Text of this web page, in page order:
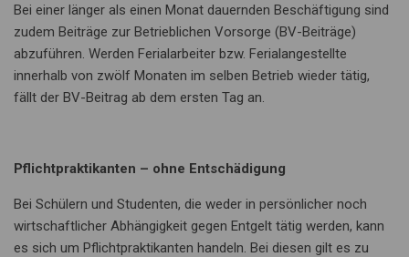
Bei einer länger als einen Monat dauernden Beschäftigung sind
zudem Beiträge zur Betrieblichen Vorsorge (BV-Beiträge)
abzuführen. Werden Ferialarbeiter bzw. Ferialangestellte
innerhalb von zwölf Monaten im selben Betrieb wieder tätig,
fällt der BV-Beitrag ab dem ersten Tag an.
Pflichtpraktikanten – ohne Entschädigung
Bei Schülern und Studenten, die weder in persönlicher noch
wirtschaftlicher Abhängigkeit gegen Entgelt tätig werden, kann
es sich um Pflichtpraktikanten handeln. Bei diesen gilt es zu